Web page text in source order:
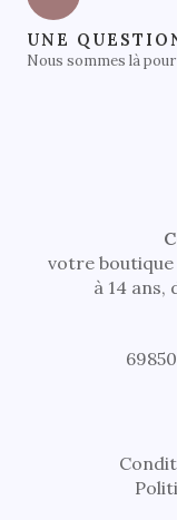
UNE
Nous sommes là
votre
à 14 ans,